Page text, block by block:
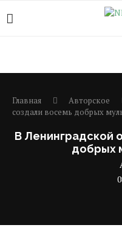
Главная Авторское
создали восемь добрых
В Ленинградской
добрых